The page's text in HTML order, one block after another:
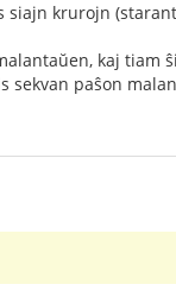
krurojn
kaj tiam
paŝon